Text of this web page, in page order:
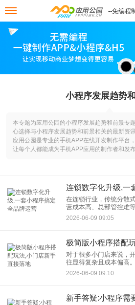
--免编程
小程序发展趋势
本专题为应用公园的小程序发展趋势和前景专
心选择与小程序发展趋势和前景相关的最新资讯
应用公园是专业的手机APP在线开发制作平台
让每个人都能成为手机APP应用的制作者和发布
在连锁行业，传统分散
营成本高、总部管控难
业开始寻求连锁数字化
量、快捷、高触达的特
2026-06-09 09:05
对于很多小门店来说，
往显得复杂且成本偏高
简版小程序，配合几个
店生意获得新的增长机
2026-06-09 09:10
新手答疑:小程序需